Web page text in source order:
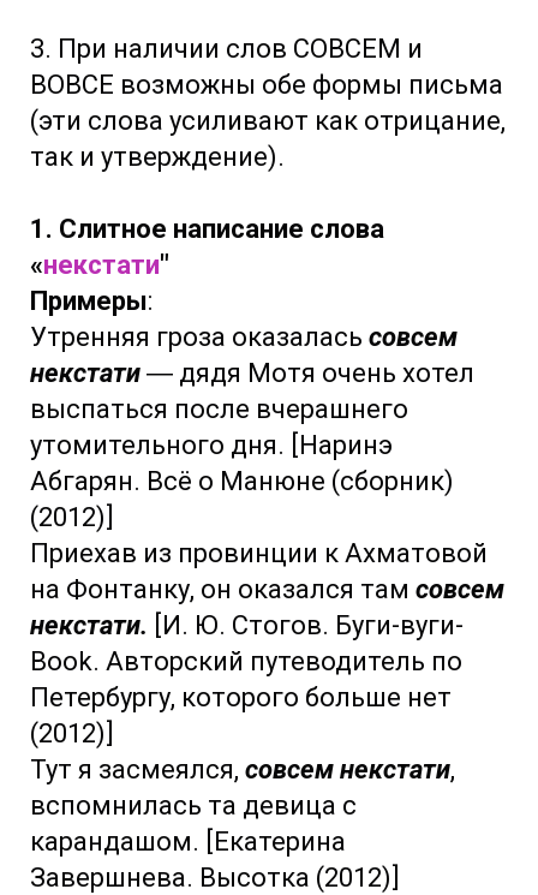
3. При наличии слов СОВСЕМ и
ВОВСЕ возможны обе формы письма
(эти слова усиливают как отрицание,
так и утверждение).
1. Слитное написание слова
«некстати"
Примеры:
Утренняя гроза оказалась совсем
некстати ― дядя Мотя очень хотел
выспаться после вчерашнего
утомительного дня. [Наринэ
Абгарян. Всё о Манюне (сборник)
(2012)]
Приехав из провинции к Ахматовой
на Фонтанку, он оказался там совсем
некстати. [И. Ю. Стогов. Буги-вуги-
Book. Авторский путеводитель по
Петербургу, которого больше нет
(2012)]
Тут я засмеялся, совсем некстати,
вспомнилась та девица с
карандашом. [Екатерина
Завершнева. Высотка (2012)]